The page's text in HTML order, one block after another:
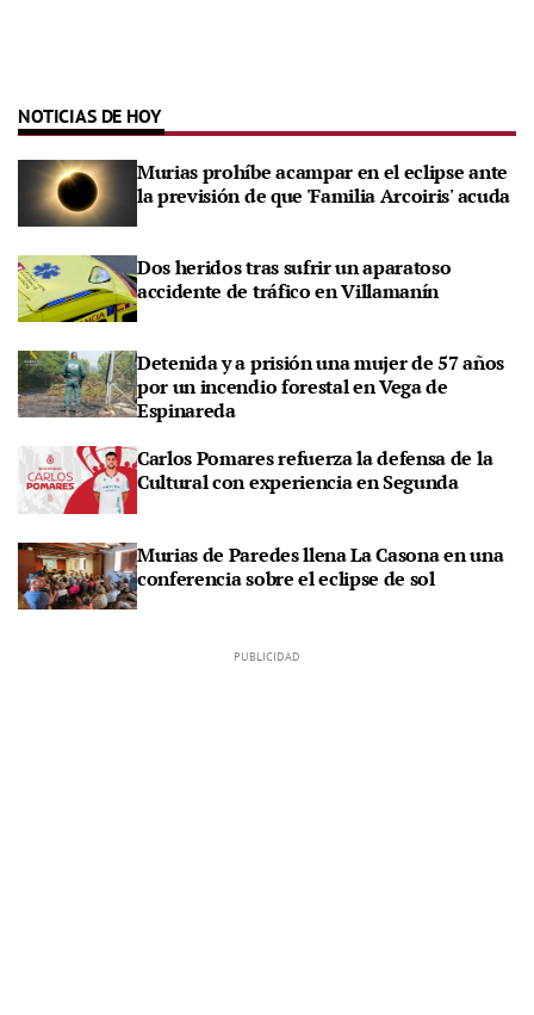
NOTICIAS DE HOY
Murias prohíbe acampar en el eclipse ante
la previsión de que 'Familia Arcoiris' acuda
Dos heridos tras sufrir un aparatoso
accidente de tráfico en Villamanín
Detenida y a prisión una mujer de 57 años
por un incendio forestal en Vega de
Espinareda
Carlos Pomares refuerza la defensa de la
Cultural con experiencia en Segunda
Murias de Paredes llena La Casona en una
conferencia sobre el eclipse de sol